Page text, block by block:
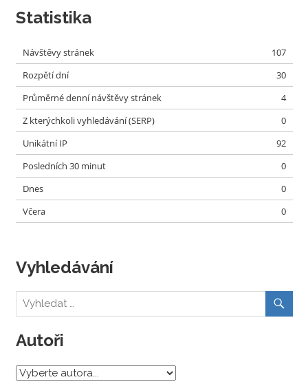
Statistika
Návštěvy stránek
107
Rozpětí dní
30
Průměrné denní návštěvy stránek
4
Z kterýchkoli vyhledávání (SERP)
0
Unikátní IP
92
Posledních 30 minut
0
Dnes
0
Včera
0
Vyhledávání
Autoři